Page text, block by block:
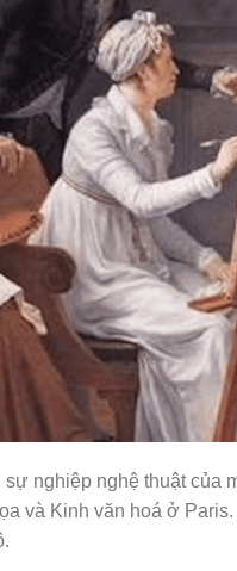
sự nghiệp nghệ thuật của
và Kinh văn hoá ở